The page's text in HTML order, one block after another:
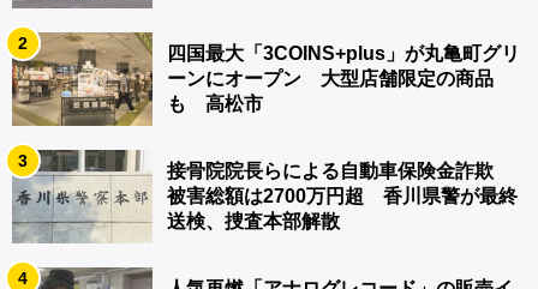
2
四国最大「3COINS+plus」が丸亀町グリ
ーンにオープン 大型店舗限定の商品
も 高松市
3
接骨院院長らによる自動車保険金詐欺
被害総額は2700万円超 香川県警が最終
送検、捜査本部解散
4